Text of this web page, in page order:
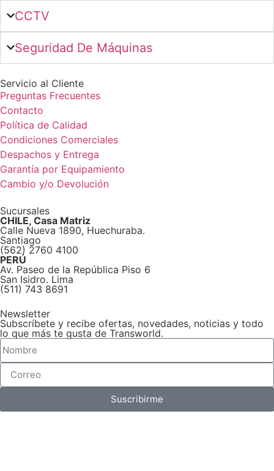
CCTV
Seguridad De Máquinas
Servicio al Cliente
Preguntas Frecuentes
Contacto
Política de Calidad
Condiciones Comerciales
Despachos y Entrega
Garantía por Equipamiento
Cambio y/o Devolución
Sucursales
CHILE, Casa Matriz
Calle Nueva 1890, Huechuraba.
Santiago
(562) 2760 4100
PERÚ
Av. Paseo de la República Piso 6
San Isidro. Lima
(511) 743 8691
Newsletter
Subscríbete y recibe ofertas, novedades, noticias y todo
lo que más te gusta de Transworld.
Suscribirme